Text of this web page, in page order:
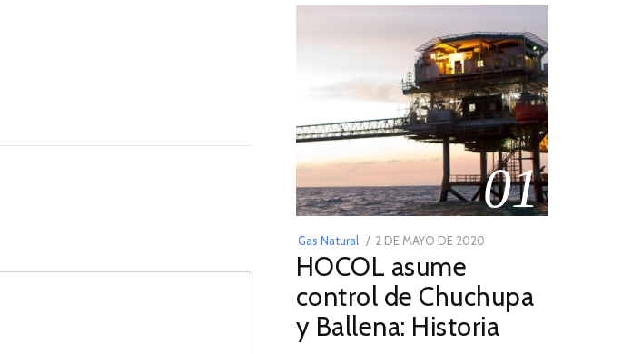
01
Gas Natural
POSTED
ON
2 DE MAYO DE 2020
DE
2026
HOCOL asume
control de Chuchupa
y Ballena: Historia